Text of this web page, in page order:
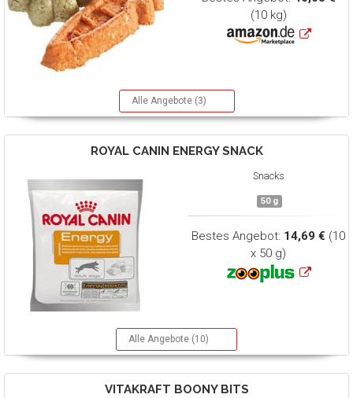
(10 kg)
Alle Angebote (3)
ROYAL CANIN ENERGY SNACK
Snacks
50 g
Bestes Angebot: 14,69 € (10
x 50 g)
Alle Angebote (10)
VITAKRAFT BOONY BITS